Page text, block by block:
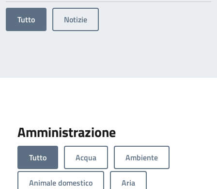
Tutto Notizie
Amministrazione
Tutto Acqua Ambiente
Animale domestico Aria